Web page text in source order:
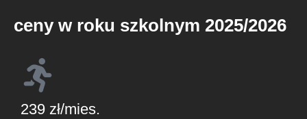
ceny w roku szkolnym 2025/2026
239 zł/mies.